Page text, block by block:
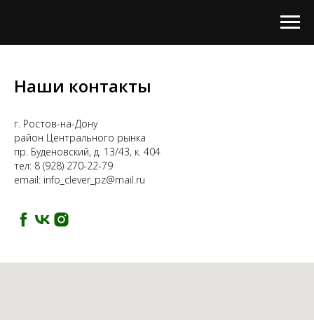
Наши контакты
г. Ростов-на-Дону
район Центрального рынка
пр. Буденовский, д. 13/43, к. 404
тел: 8 (928) 270-22-79
email: info_clever_pz@mail.ru